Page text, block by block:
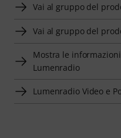
Vai al gruppo del
Vai al gruppo del
Mostra le
Lumenradio
Lumenradio Video e